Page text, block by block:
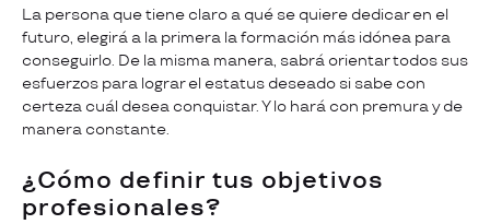
La persona que tiene claro a qué se quiere dedicar en el
futuro, elegirá a la primera la formación más idónea para
conseguirlo. De la misma manera, sabrá orientar todos sus
esfuerzos para lograr el estatus deseado si sabe con
certeza cuál desea conquistar. Y lo hará con premura y de
manera constante.
¿Cómo definir tus objetivos
profesionales?